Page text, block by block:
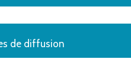
de diffusion